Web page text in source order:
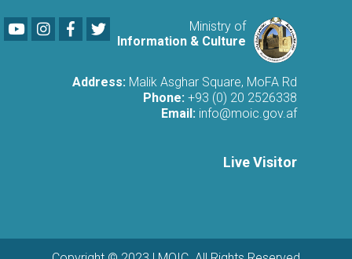
Ministry of
Information & Culture
YoutubeLinkedIn
Facebook
Address: Malik Asghar Square, MoFA Rd
Phone: +93 (0) 20 2526338
Email: info@moic.gov.af
Live Visitor